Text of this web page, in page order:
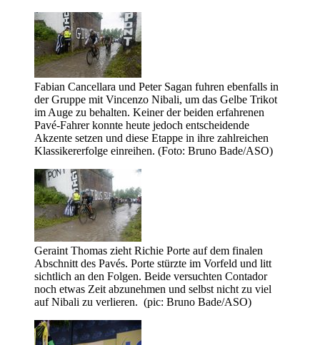
Fabian Cancellara und Peter Sagan fuhren ebenfalls in
der Gruppe mit Vincenzo Nibali, um das Gelbe Trikot
im Auge zu behalten. Keiner der beiden erfahrenen
Pavé-Fahrer konnte heute jedoch entscheidende
Akzente setzen und diese Etappe in ihre zahlreichen
Klassikererfolge einreihen. (Foto: Bruno Bade/ASO)
Geraint Thomas zieht Richie Porte auf dem finalen
Abschnitt des Pavés. Porte stürzte im Vorfeld und litt
sichtlich an den Folgen. Beide versuchten Contador
noch etwas Zeit abzunehmen und selbst nicht zu viel
auf Nibali zu verlieren. (pic: Bruno Bade/ASO)